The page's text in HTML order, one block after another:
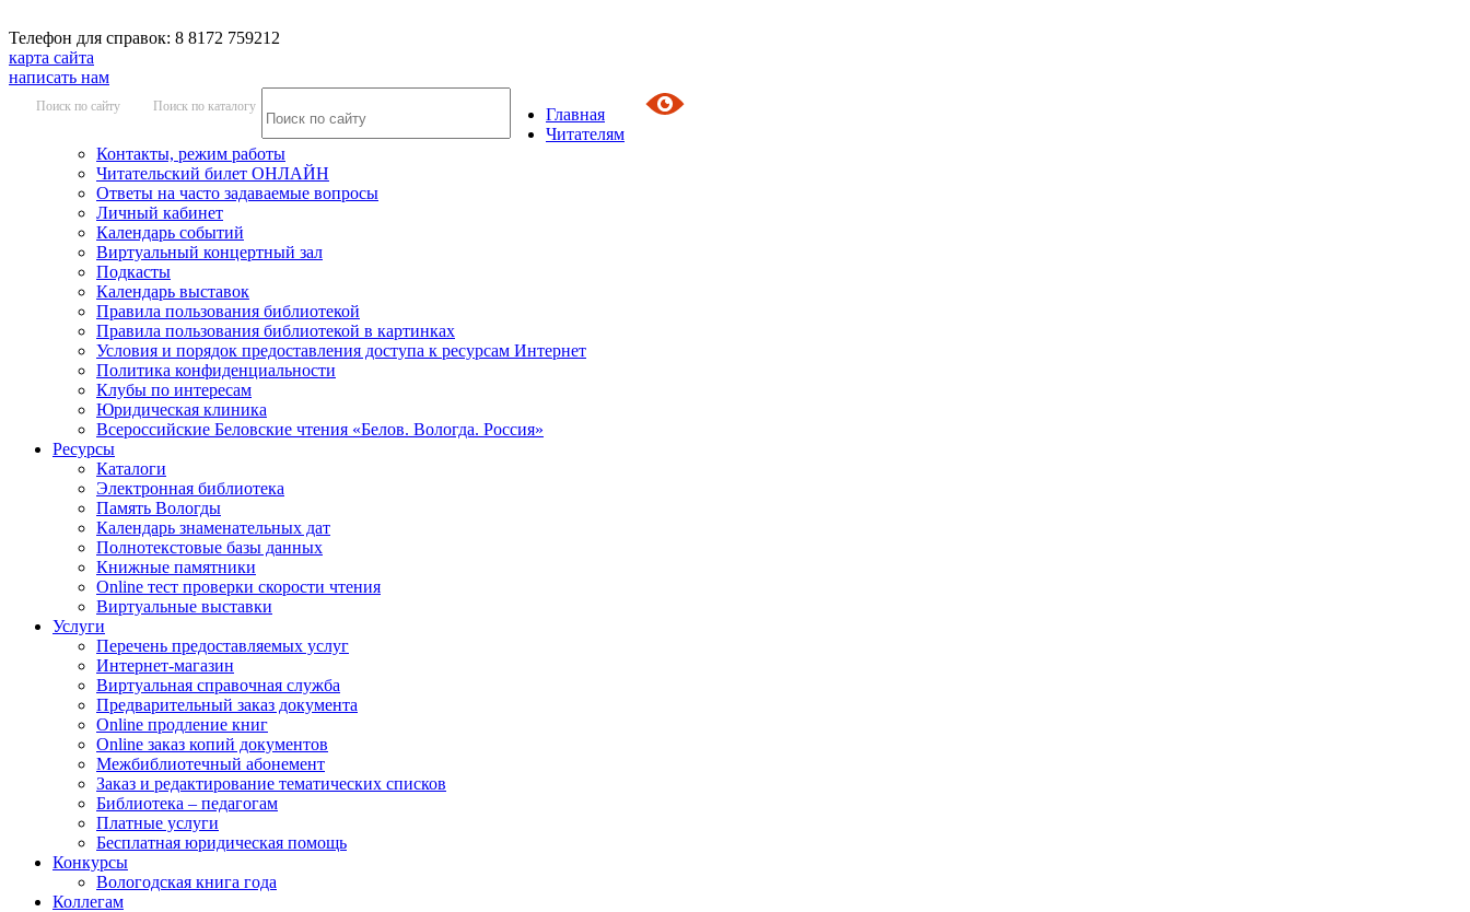
Телефон для справок: 8 8172 759212
карта сайта
написать нам
Поиск по сайту Поиск по каталогу
Главная
Читателям
Контакты, режим работы
Читательский билет ОНЛАЙН
Ответы на часто задаваемые вопросы
Личный кабинет
Календарь событий
Виртуальный концертный зал
Подкасты
Календарь выставок
Правила пользования библиотекой
Правила пользования библиотекой в картинках
Условия и порядок предоставления доступа к ресурсам Интернет
Политика конфиденциальности
Клубы по интересам
Юридическая клиника
Всероссийские Беловские чтения «Белов. Вологда. Россия»
Ресурсы
Каталоги
Электронная библиотека
Память Вологды
Календарь знаменательных дат
Полнотекстовые базы данных
Книжные памятники
Online тест проверки скорости чтения
Виртуальные выставки
Услуги
Перечень предоставляемых услуг
Интернет-магазин
Виртуальная справочная служба
Предварительный заказ документа
Online продление книг
Online заказ копий документов
Межбиблиотечный абонемент
Заказ и редактирование тематических списков
Библиотека – педагогам
Платные услуги
Бесплатная юридическая помощь
Конкурсы
Вологодская книга года
Коллегам